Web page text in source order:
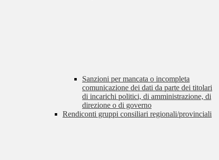
Sanzioni per mancata o incompleta
comunicazione dei dati da parte dei titolari
di incarichi politici, di amministrazione, di
direzione o di governo
Rendiconti gruppi consiliari regionali/provinciali